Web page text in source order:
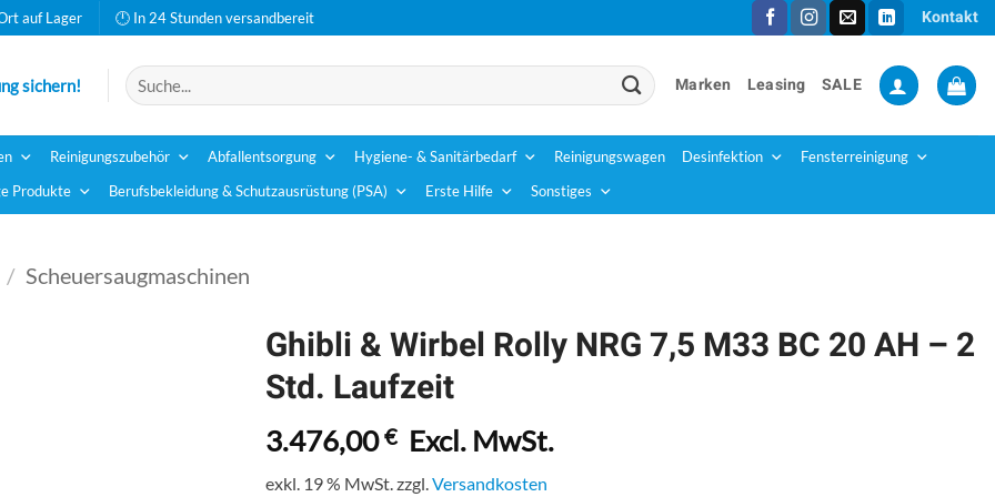
auf Lager 🕛 In 24 Stunden versandbereit Kontakt
sichern!
Suchen
nach:
Marken Leasing SALE
Reinigungszubehör Abfallentsorgung Hygiene- & Sanitärbedarf Reinigungswagen Desinfektion Fensterreinigung
Produkte Berufsbekleidung & Schutzausrüstung (PSA) Erste Hilfe Sonstiges
/ Scheuersaugmaschinen
Ghibli & Wirbel Rolly NRG 7,5 M33 BC 20 AH – 2
Std. Laufzeit
3.476,00€ Excl. MwSt.
exkl. 19 % MwSt.zzgl.Versandkosten